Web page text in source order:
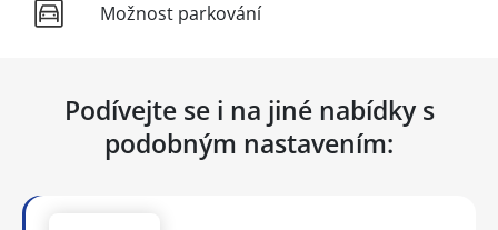
Možnost parkování
Podívejte se i na jiné nabídky s
podobným nastavením: